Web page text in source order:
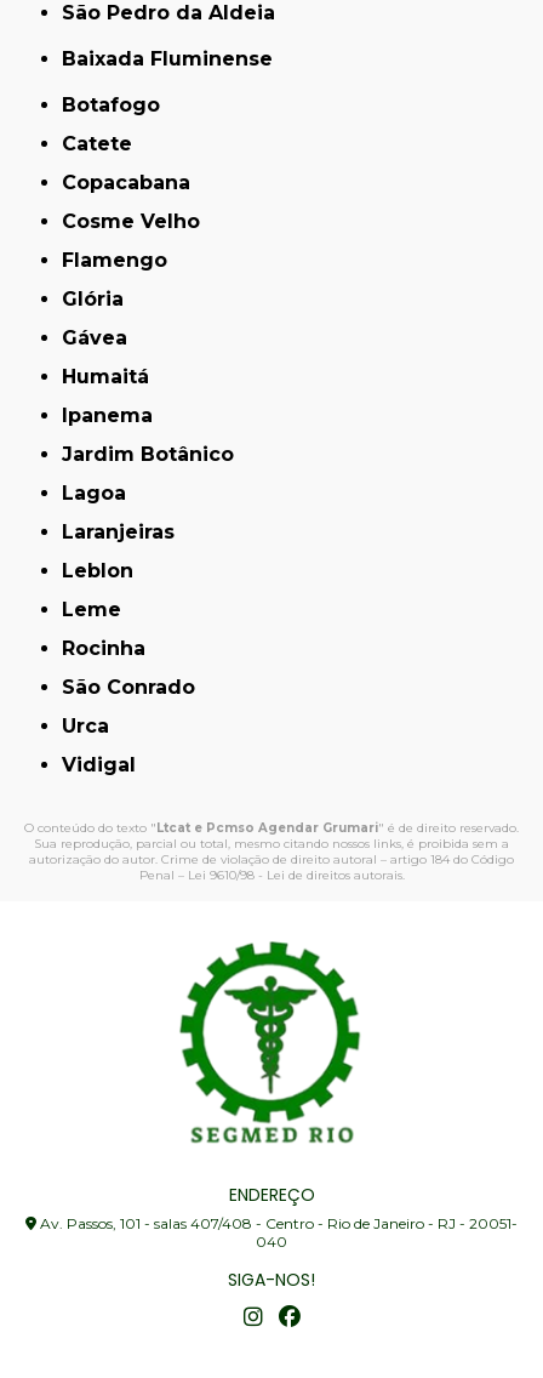
São Pedro da Aldeia
Baixada Fluminense
Botafogo
Catete
Copacabana
Cosme Velho
Flamengo
Glória
Gávea
Humaitá
Ipanema
Jardim Botânico
Lagoa
Laranjeiras
Leblon
Leme
Rocinha
São Conrado
Urca
Vidigal
O conteúdo do texto " Ltcat e Pcmso Agendar Grumari" é de direito reservado.
Sua reprodução, parcial ou total, mesmo citando nossos links, é proibida sem a
autorização do autor. Crime de violação de direito autoral – artigo 184 do Código
Penal – Lei 9610/98 - Lei de direitos autorais.
ENDEREÇO
Av. Passos, 101 - salas 407/408 - Centro - Rio de Janeiro - RJ - 20051-
040
SIGA-NOS!